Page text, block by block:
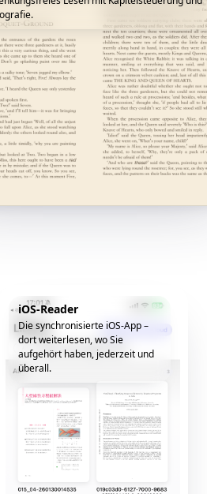
iOS-Reader
Die synchronisierte iOS-App –
dort weiterlesen, wo Sie
aufgehört haben, jederzeit und
überall.